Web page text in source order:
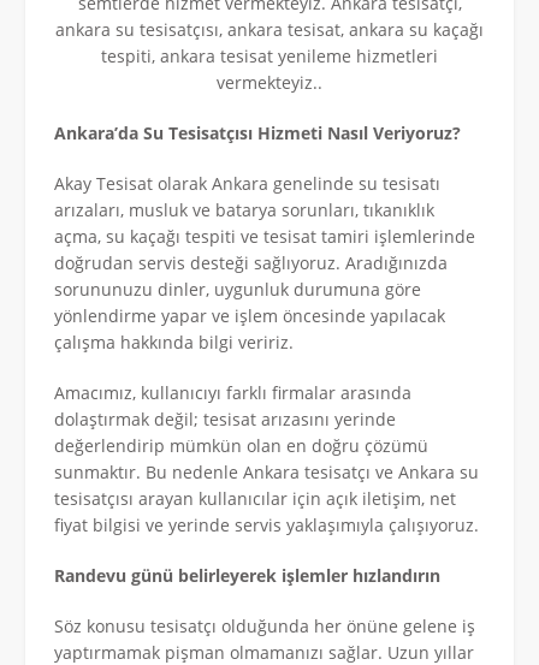
ankara su tesisatçısı, ankara tesisat, ankara su kaçağı
tespiti, ankara tesisat yenileme hizmetleri
vermekteyiz..
Ankara’da Su Tesisatçısı Hizmeti Nasıl Veriyoruz?
Akay Tesisat olarak Ankara genelinde su tesisatı
arızaları, musluk ve batarya sorunları, tıkanıklık
açma, su kaçağı tespiti ve tesisat tamiri işlemlerinde
doğrudan servis desteği sağlıyoruz. Aradığınızda
sorununuzu dinler, uygunluk durumuna göre
yönlendirme yapar ve işlem öncesinde yapılacak
çalışma hakkında bilgi veririz.
Amacımız, kullanıcıyı farklı firmalar arasında
dolaştırmak değil; tesisat arızasını yerinde
değerlendirip mümkün olan en doğru çözümü
sunmaktır. Bu nedenle Ankara tesisatçı ve Ankara su
tesisatçısı arayan kullanıcılar için açık iletişim, net
fiyat bilgisi ve yerinde servis yaklaşımıyla çalışıyoruz.
Randevu günü belirleyerek işlemler hızlandırın
Söz konusu tesisatçı olduğunda her önüne gelene iş
yaptırmamak pişman olmamanızı sağlar. Uzun yıllar